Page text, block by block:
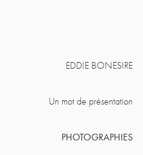
EDDIE BONESIRE
Un mot de présentation
PHOTOGRAPHIES